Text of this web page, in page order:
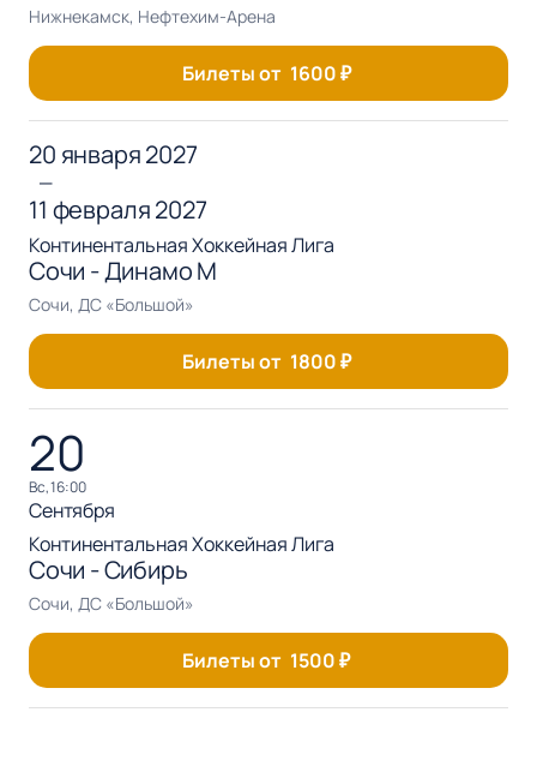
Нижнекамск, Нефтехим-Арена
Билеты от 1600₽
20 января 2027
—
11 февраля 2027
Континентальная Хоккейная Лига
Сочи - Динамо М
Сочи, ДС «Большой»
Билеты от 1800₽
20
вс, 16:00
Сентября
Континентальная Хоккейная Лига
Сочи - Сибирь
Сочи, ДС «Большой»
Билеты от 1500₽